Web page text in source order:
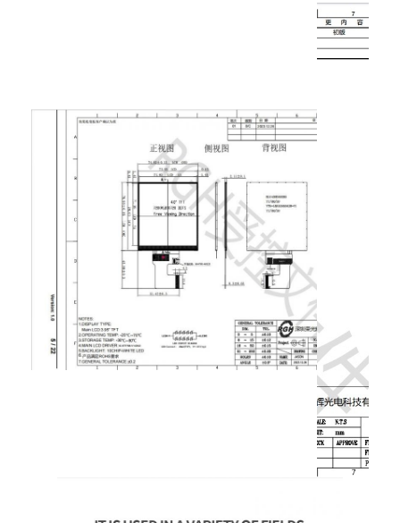
exhibición amoled
El par de datos diferenciales
CICV
Fuente de alimentación para la
interfaz digital
VCI
Configuración de la potencia
El GND
En el suelo
TP-RST
TP-INT
TP-SCL
TP-SCL
TP-SDA
TP-SDA
TP-VDD